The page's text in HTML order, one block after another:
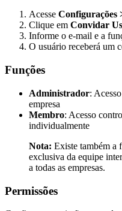
Acesse Configurações
Clique em Convidar
Informe o e-mail e a
O usuário receberá um
Funções
Administrador:
empresa
Membro: Acesso
individualmente
Nota: Existe também a
exclusiva da equipe
a todas as empresas.
Permissões